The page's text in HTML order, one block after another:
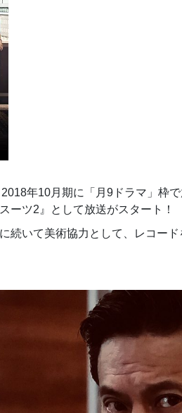
年10月期に「月9ドラマ」枠
ーツ2』として放送がスタート！
続いて美術協力として、レコー